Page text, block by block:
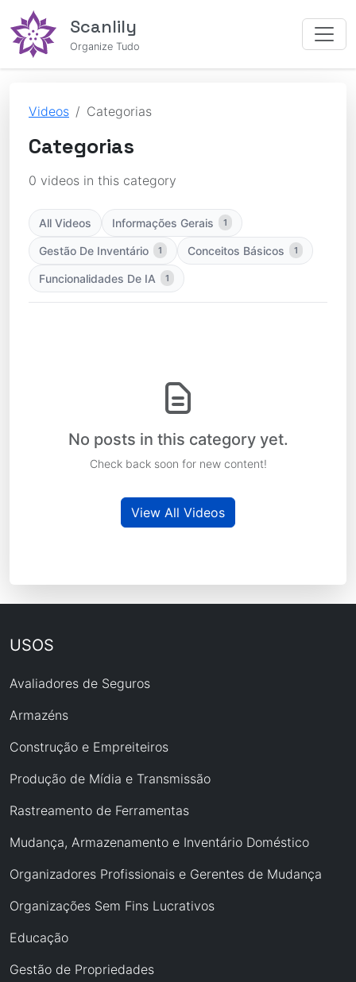
Scanlily
Organize Tudo
Videos Categorias
Categorias
0 videos in this category
All Videos Informações Gerais 1
Gestão De Inventário 1 Conceitos Básicos 1
Funcionalidades De IA 1
No posts in this category yet.
Check back soon for new content!
View All Videos
USOS
Avaliadores de Seguros
Armazéns
Construção e Empreiteiros
Produção de Mídia e Transmissão
Rastreamento de Ferramentas
Mudança, Armazenamento e Inventário Doméstico
Organizadores Profissionais e Gerentes de Mudança
Organizações Sem Fins Lucrativos
Educação
Gestão de Propriedades